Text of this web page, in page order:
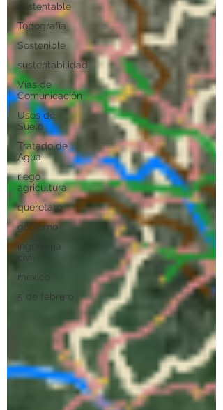
sustentable
Topografía
Sostenible
sustentabilidad
Vías de
Comunicación
Usos de
Suelo
Tratado de
Agua
riego
agricultura
queretaro
gobierno
ingenieria
civil
mexico
5 de febrero